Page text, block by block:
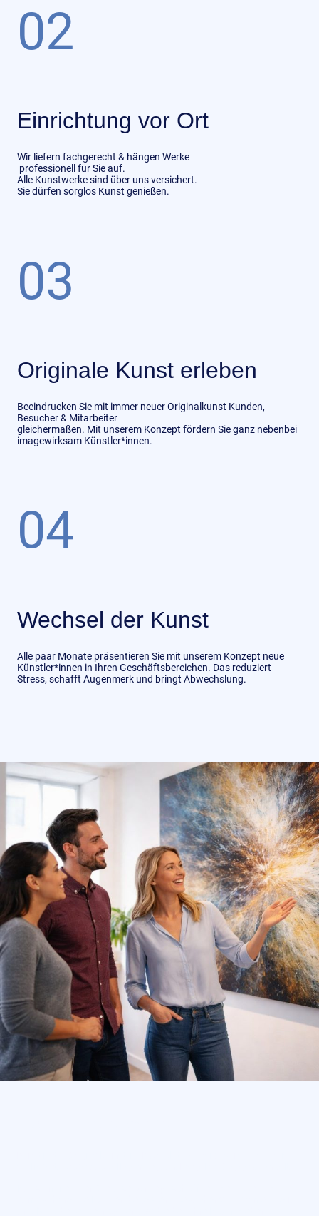
02
Einrichtung vor Ort
Wir liefern fachgerecht & hängen Werke
professionell für Sie auf.
Alle Kunstwerke sind über uns versichert.
Sie dürfen sorglos Kunst genießen.
03
Originale Kunst erleben
Beeindrucken Sie mit immer neuer Originalkunst Kunden,
Besucher & Mitarbeiter
gleichermaßen. Mit unserem Konzept fördern Sie ganz nebenbei
imagewirksam Künstler*innen.
04
Wechsel der Kunst
Alle paar Monate präsentieren Sie mit unserem Konzept neue
Künstler*innen in Ihren Geschäftsbereichen. Das reduziert
Stress, schafft Augenmerk und bringt Abwechslung.